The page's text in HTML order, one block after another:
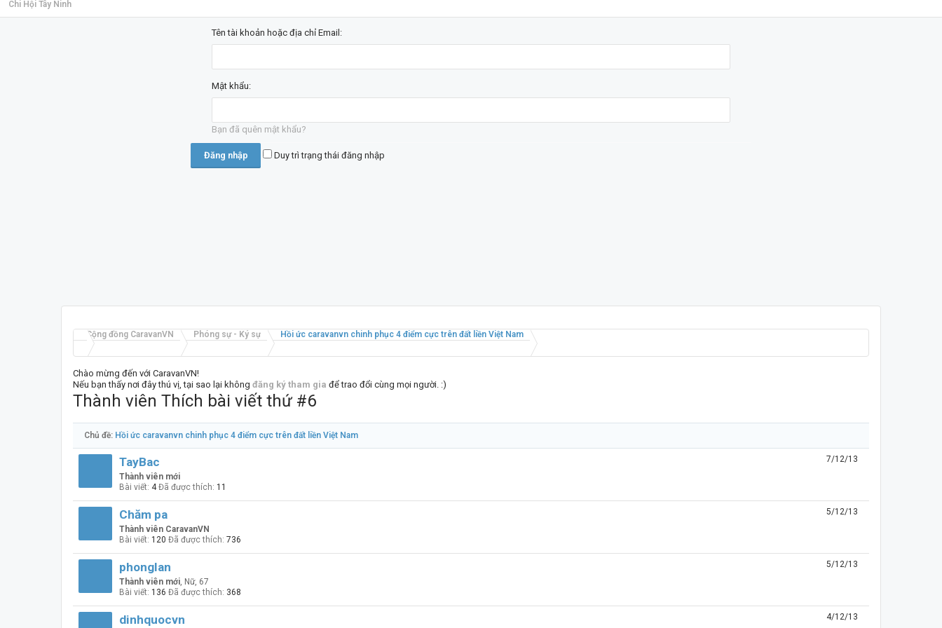
Chi Hội Tây Ninh
Tên tài khoản hoặc địa chỉ Email:
Mật khẩu:
Bạn đã quên mật khẩu?
Duy trì trạng thái đăng nhập
Cộng đồng CaravanVN Phóng sự - Ký sự Hồi ức caravanvn chinh phục 4 điểm cực trên đất liền Việt Nam
Chào mừng đến với CaravanVN!
Nếu bạn thấy nơi đây thú vị, tại sao lại không đăng ký tham gia để trao đổi cùng mọi người. :)
Thành viên Thích bài viết thứ #6
Chủ đề: Hồi ức caravanvn chinh phục 4 điểm cực trên đất liền Việt Nam
7/12/13
TayBac
Thành viên mới
Bài viết: 4 Đã được thích: 11
5/12/13
Chăm pa
Thành viên CaravanVN
Bài viết: 120 Đã được thích: 736
5/12/13
phonglan
Thành viên mới, Nữ, 67
Bài viết: 136 Đã được thích: 368
4/12/13
dinhquocvn